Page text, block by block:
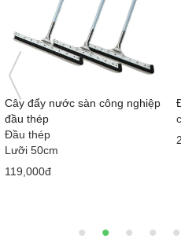
công nghiệp
Đường cát